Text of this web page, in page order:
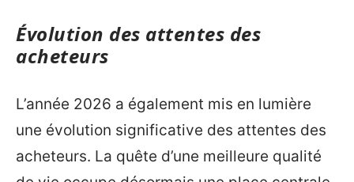
Évolution des attentes des
acheteurs
L’année 2026 a également mis en lumière
une évolution significative des attentes des
acheteurs. La quête d’une meilleure qualité